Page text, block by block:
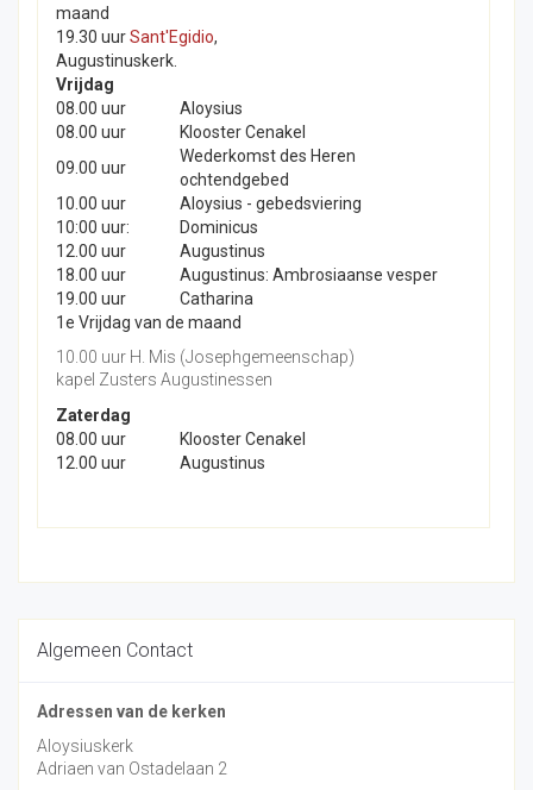
maand
19.30 uurSant'Egidio,
Augustinuskerk.
Vrijdag
08.00 uur
Aloysius
08.00 uur
Klooster Cenakel
09.00 uur
Wederkomst des Heren
ochtendgebed
10.00 uur
Aloysius - gebedsviering
10:00 uur:
Dominicus
12.00 uur
Augustinus
18.00 uur
Augustinus: Ambrosiaanse vesper
19.00 uur
Catharina
1e Vrijdag van de maand
10.00 uur H. Mis (Josephgemeenschap)
kapel Zusters Augustinessen
Zaterdag
08.00 uur
Klooster Cenakel
12.00 uur
Augustinus
Algemeen Contact
Adressen van de kerken
Aloysiuskerk
Adriaen van Ostadelaan 2